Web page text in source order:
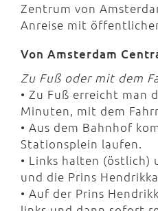
Zentrum von
Anreise mit
Von Amsterdam
Zu Fuß oder mit dem
• Zu Fuß erreicht man
Minuten, mit dem
• Aus dem Bahnhof
Stationsplein laufen.
• Links halten (östlich)
und die Prins
• Auf der Prins